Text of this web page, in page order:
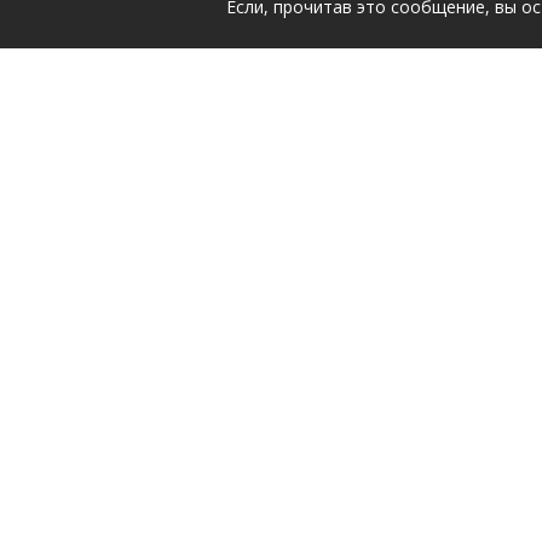
Если, прочитав это сообщение, вы